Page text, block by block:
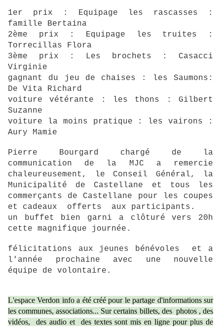
1er prix : Equipage les rascasses :
famille Bertaina
2ème prix : Equipage les truites :
Torrecillas Flora
3ème prix : Les brochets : Casacci
Virginie
gagnant du jeu de chaises : les Saumons:
De Vita Richard
voiture vétérante : les thons : Gilbert
Suzanne
voiture la moins pratique : les vairons :
Aury Mamie
Pierre Bourgard chargé de la
communication de la MJC a remercie
chaleureusement, le Conseil Général, la
Municipalité de Castellane et tous les
commerçants de Castellane pour les coupes
et cadeaux offerts aux participants.
un buffet bien garni a clôturé vers 20h
cette magnifique journée.
félicitations aux jeunes bénévoles et a
l'année prochaine avec une nouvelle
équipe de volontaire.
L'espace Verdon info a été créé pour le partage d'informations sur
les communes, associations... Sur certains billets, des photos , des
vidéos, des audio et des textes sont mis en ligne pour plus de